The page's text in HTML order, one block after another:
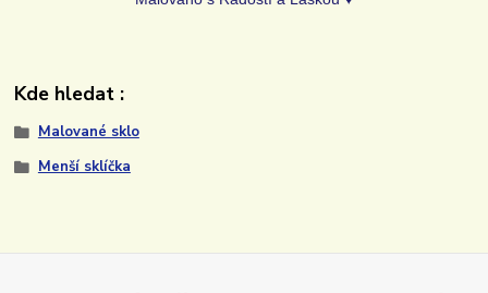
Kde hledat :
Malované sklo
Menší sklíčka